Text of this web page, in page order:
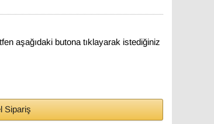
aşağıdaki butona tıklayarak istediğiniz
Sipariş